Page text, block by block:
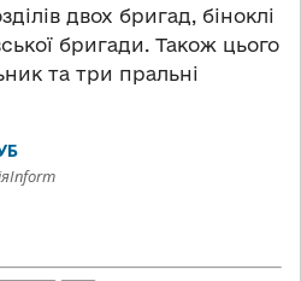
двох бригад, біноклі
бригади. Також цього
та три пральні